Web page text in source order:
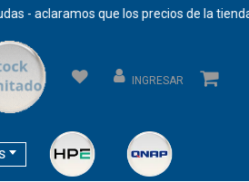
- aclaramos que los precios de la
INGRESAR